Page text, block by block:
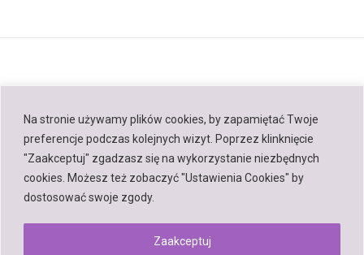
Na stronie używamy plików cookies, by zapamiętać Twoje
preferencje podczas kolejnych wizyt. Poprzez klinknięcie
"Zaakceptuj" zgadzasz się na wykorzystanie niezbędnych
cookies. Możesz też zobaczyć "Ustawienia Cookies" by
dostosować swoje zgody.
Zaakceptuj
Back to top
Mobile Desktop